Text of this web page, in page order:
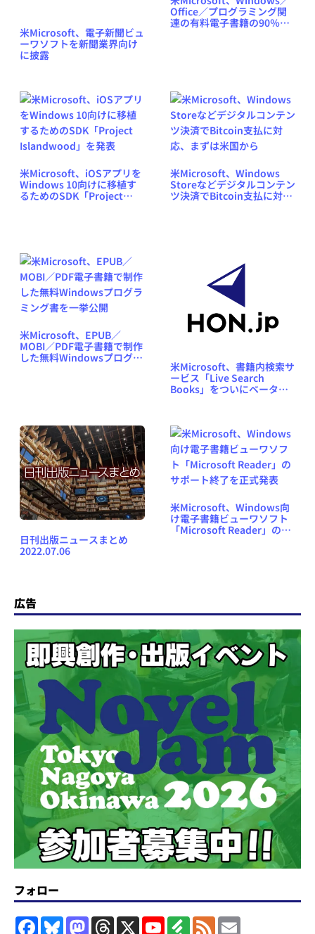
米Microsoft、電子新聞ビュ
ーワソフトを新聞業界向け
に披露
Office／プログラミング関
連の有料電子書籍の90％値
米Microsoft、iOSアプリを
Windows 10向けに移植す
るためのSDK「Project
米Microsoft、Windows
Storeなどデジタルコンテン
ツ決済でBitcoin支払に対
米Microsoft、EPUB／
MOBI／PDF電子書籍で制作
した無料Windowsプログラ
米Microsoft、書籍内検索サ
ービス「Live Search
Books」をついにベータ公
日刊出版ニュースまとめ
2022.07.06
米Microsoft、Windows向
け電子書籍ビューワソフト
「Microsoft Reader」のサ
広告
フォロー
F
B
M
T
X
Y
F
F